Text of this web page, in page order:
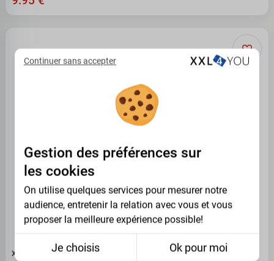
XXL4YOU
Continuer sans accepter
Gestion des préférences sur
les cookies
On utilise quelques services pour mesurer notre
audience, entretenir la relation avec vous et vous
proposer la meilleure expérience possible!
Je choisis Ok pour moi